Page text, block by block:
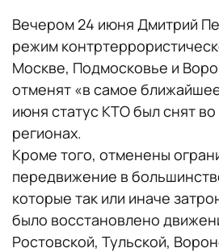
Вечером 24 июня Дмитрий
режим
Москве, Подмосковье и
отменят «в самое
июня статус КТО был снят во
регионах.
Кроме того, отменены
передвижение в
которые так или иначе
было восстановлено
Ростовской, Тульской,